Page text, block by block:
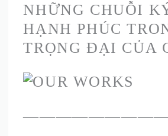
NHỮNG CHUỖI
HẠNH PHÚC
TRỌNG ĐẠI CỦA